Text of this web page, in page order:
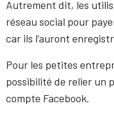
Autrement dit, les
réseau social pour
car ils l’auront
Pour les petites
possibilité de relier un
compte Facebook.